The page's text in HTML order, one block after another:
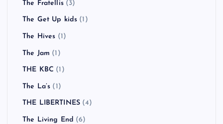
The Fratellis(3)
The Get Up kids (1)
The Hives (1)
The Jam (1)
THE KBC (1)
The La’s (1)
THE LIBERTINES (4)
The Living End (6)